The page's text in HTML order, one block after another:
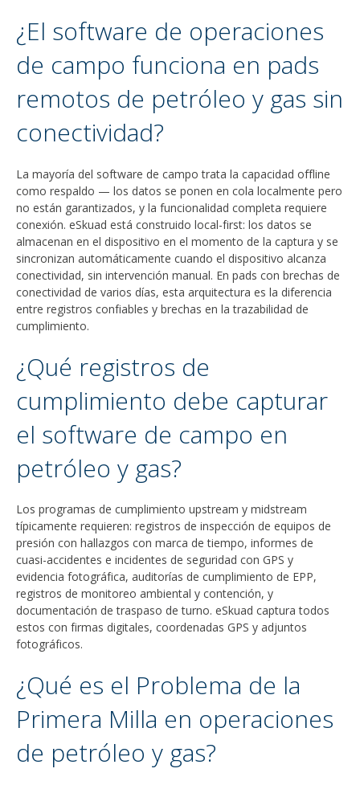
¿El software de operaciones
de campo funciona en pads
remotos de petróleo y gas sin
conectividad?
La mayoría del software de campo trata la capacidad offline
como respaldo — los datos se ponen en cola localmente pero
no están garantizados, y la funcionalidad completa requiere
conexión. eSkuad está construido local-first: los datos se
almacenan en el dispositivo en el momento de la captura y se
sincronizan automáticamente cuando el dispositivo alcanza
conectividad, sin intervención manual. En pads con brechas de
conectividad de varios días, esta arquitectura es la diferencia
entre registros confiables y brechas en la trazabilidad de
cumplimiento.
¿Qué registros de
cumplimiento debe capturar
el software de campo en
petróleo y gas?
Los programas de cumplimiento upstream y midstream
típicamente requieren: registros de inspección de equipos de
presión con hallazgos con marca de tiempo, informes de
cuasi-accidentes e incidentes de seguridad con GPS y
evidencia fotográfica, auditorías de cumplimiento de EPP,
registros de monitoreo ambiental y contención, y
documentación de traspaso de turno. eSkuad captura todos
estos con firmas digitales, coordenadas GPS y adjuntos
fotográficos.
¿Qué es el Problema de la
Primera Milla en operaciones
de petróleo y gas?